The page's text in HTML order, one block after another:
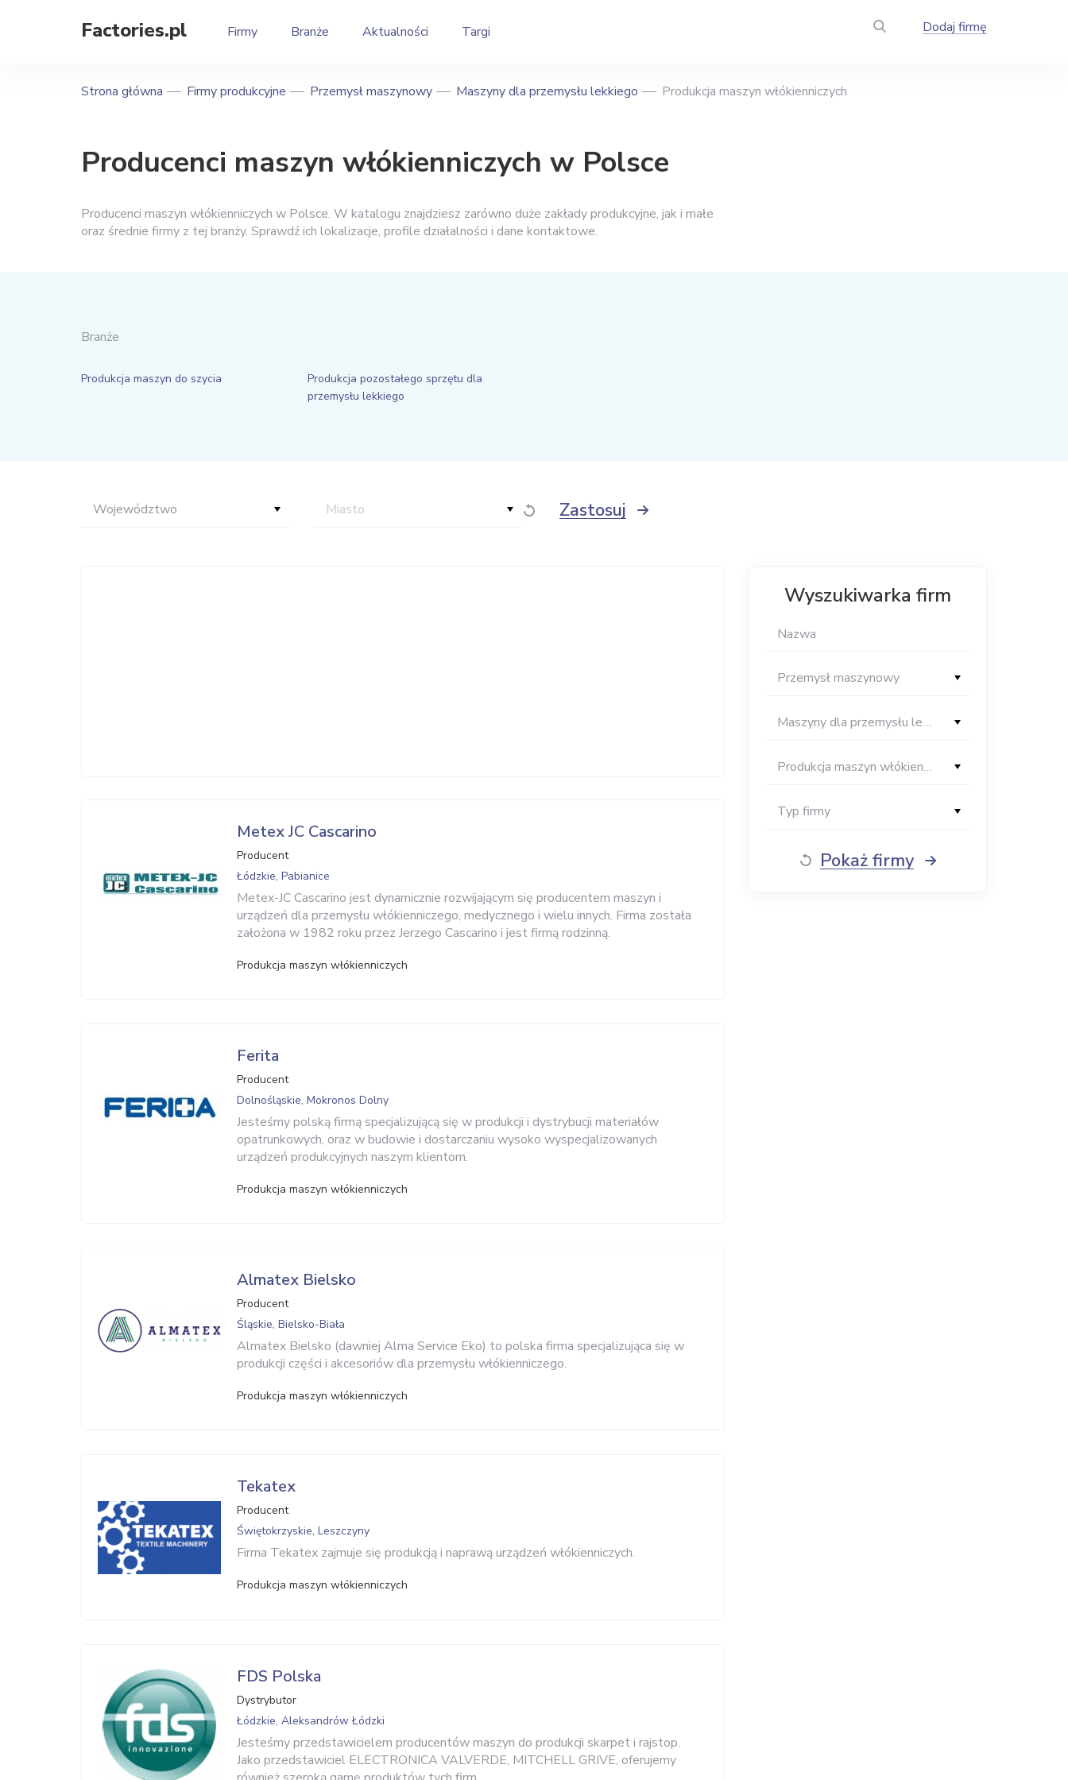
Factories.pl Firmy Branże Aktualności Targi Dodaj firmę
Strona główna Firmy produkcyjne Przemysł maszynowy Maszyny dla przemysłu lekkiego Produkcja maszyn włókienniczych
Producenci maszyn włókienniczych w Polsce
Producenci maszyn włókienniczych w Polsce. W katalogu znajdziesz zarówno duże zakłady produkcyjne, jak i małe
oraz średnie firmy z tej branży. Sprawdź ich lokalizacje, profile działalności i dane kontaktowe.
Branże
Produkcja maszyn do szycia
Produkcja pozostałego sprzętu dla
przemysłu lekkiego
Województwo Miasto Zastosuj
Metex JC Cascarino
Producent
Łódzkie, Pabianice
Metex-JC Cascarino jest dynamicznie rozwijającym się producentem maszyn i
urządzeń dla przemysłu włókienniczego, medycznego i wielu innych. Firma została
założona w 1982 roku przez Jerzego Cascarino i jest firmą rodzinną.
Produkcja maszyn włókienniczych
Ferita
Producent
Dolnośląskie, Mokronos Dolny
Jesteśmy polską firmą specjalizującą się w produkcji i dystrybucji materiałów
opatrunkowych, oraz w budowie i dostarczaniu wysoko wyspecjalizowanych
urządzeń produkcyjnych naszym klientom.
Produkcja maszyn włókienniczych
Almatex Bielsko
Producent
Śląskie, Bielsko-Biała
Almatex Bielsko (dawniej Alma Service Eko) to polska firma specjalizująca się w
produkcji części i akcesoriów dla przemysłu włókienniczego.
Produkcja maszyn włókienniczych
Tekatex
Producent
Świętokrzyskie, Leszczyny
Firma Tekatex zajmuje się produkcją i naprawą urządzeń włókienniczych.
Produkcja maszyn włókienniczych
FDS Polska
Dystrybutor
Łódzkie, Aleksandrów Łódzki
Jesteśmy przedstawicielem producentów maszyn do produkcji skarpet i rajstop.
Jako przedstawiciel ELECTRONICA VALVERDE, MITCHELL GRIVE, oferujemy
Wyszukiwarka firm
Przemysł maszynowy
Maszyny dla przemysłu lekkiego
Produkcja maszyn włókienniczych
Typ firmy
Pokaż firmy